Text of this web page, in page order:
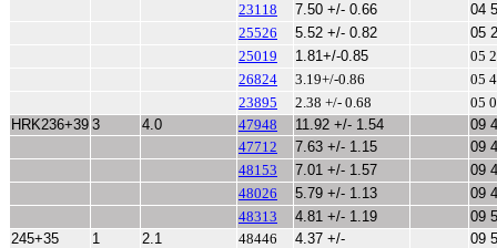
23118
7.50 +/- 0.66
04
25526
5.52 +/- 0.82
05
25019
1.81+/-0.85
05
26824
3.19+/-0.86
05
23895
2.38 +/- 0.68
05
HRK236+39 3 4.0 47948 11.92 +/- 1.54
09
47712
7.63 +/- 1.15
09
48153
7.01 +/- 1.57
09
48026
5.79 +/- 1.13
09
48313
4.81 +/- 1.19
09
245+35
1 2.1 48446 4.37 +/-
09